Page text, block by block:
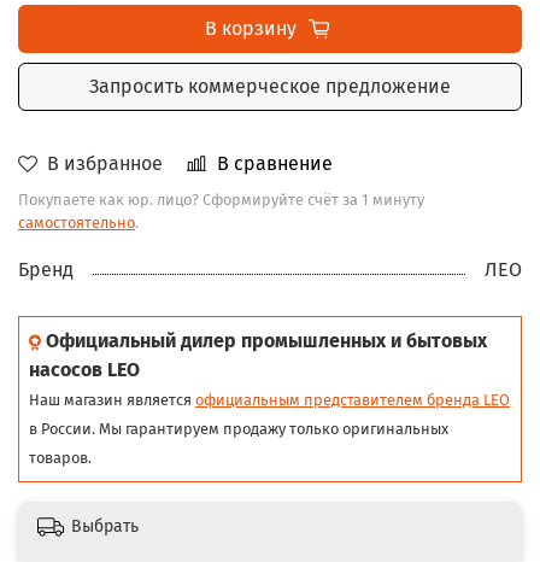
В избранное В сравнение
Покупаете как юр. лицо? Сформируйте счёт за 1 минуту
самостоятельно.
В корзину
Запросить коммерческое предложение
Бренд ЛЕО
Официальный дилер промышленных и бытовых
насосов LEO
Наш магазин является официальным представителем бренда LEO
в России. Мы гарантируем продажу только оригинальных
товаров.
Выбрать